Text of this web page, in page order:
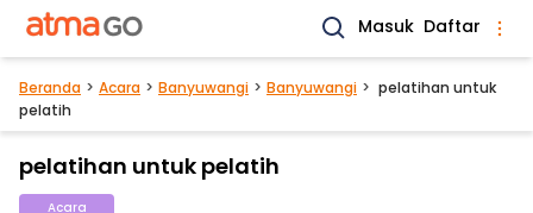
Masuk Daftar
Beranda Acara Banyuwangi Banyuwangi
pelatihan untuk
pelatih
pelatihan untuk pelatih
Acara